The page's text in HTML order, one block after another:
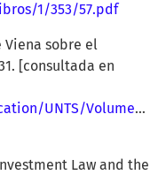
1/353/57.pdf
Viena sobre el
[consultada en
UNTS/
Law and the